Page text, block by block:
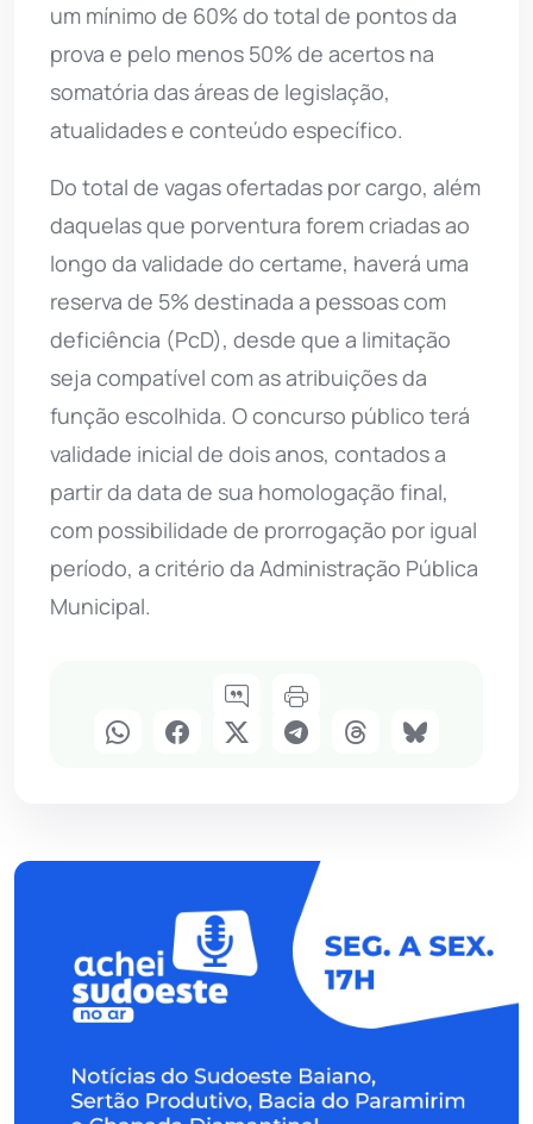
um mínimo de 60% do total de pontos da
prova e pelo menos 50% de acertos na
somatória das áreas de legislação,
atualidades e conteúdo específico.
Do total de vagas ofertadas por cargo, além
daquelas que porventura forem criadas ao
longo da validade do certame, haverá uma
reserva de 5% destinada a pessoas com
deficiência (PcD), desde que a limitação
seja compatível com as atribuições da
função escolhida. O concurso público terá
validade inicial de dois anos, contados a
partir da data de sua homologação final,
com possibilidade de prorrogação por igual
período, a critério da Administração Pública
Municipal.